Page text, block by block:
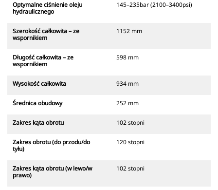
Optymalne ciśnienie oleju
hydraulicznego
145–235bar (2100–3400psi)
Szerokość całkowita – ze
wspornikiem
1152 mm
Długość całkowita – ze
wspornikiem
598 mm
Wysokość całkowita 934 mm
Średnica obudowy 252 mm
Zakres kąta obrotu 102 stopni
Zakres obrotu (do przodu/do
tyłu)
120 stopni
Zakres kąta obrotu (w lewo/w
prawo)
102 stopni